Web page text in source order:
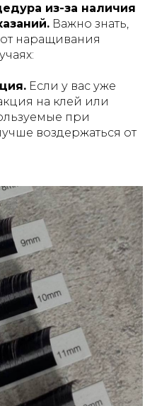
из-за наличия
Важно знать,
от наращивания
Если у вас уже
на клей или
при
воздержаться от